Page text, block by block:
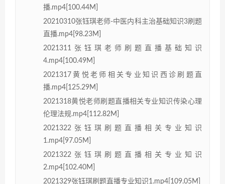
播.mp4[100.44M]
20210310张钰琪老师-中医内科主治基础知识3刷题
直播.mp4[98.23M]
2021311张钰琪老师刷题直播基础知识
4.mp4[100.49M]
2021317黄悦老师相关专业知识西诊刷题直
播.mp4[125.29M]
2021318黄悦老师刷题直播相关专业知识传染心理
伦理法规.mp4[112.82M]
2021322张钰琪刷题直播相关专业知识
1.mp4[97.05M]
2021322张钰琪刷题直播相关专业知识
2.mp4[102.40M]
2021329张钰琪刷题直播专业知识1.mp4[109.05M]